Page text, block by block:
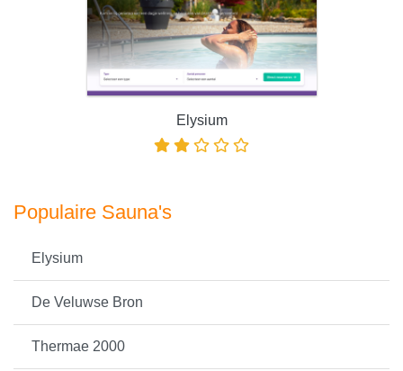
Elysium
Populaire Sauna's
Elysium
De Veluwse Bron
Thermae 2000